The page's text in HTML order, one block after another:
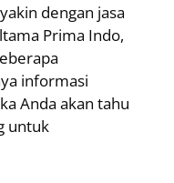
dengan jasa
Prima Indo,
informasi
Anda akan tahu
untuk